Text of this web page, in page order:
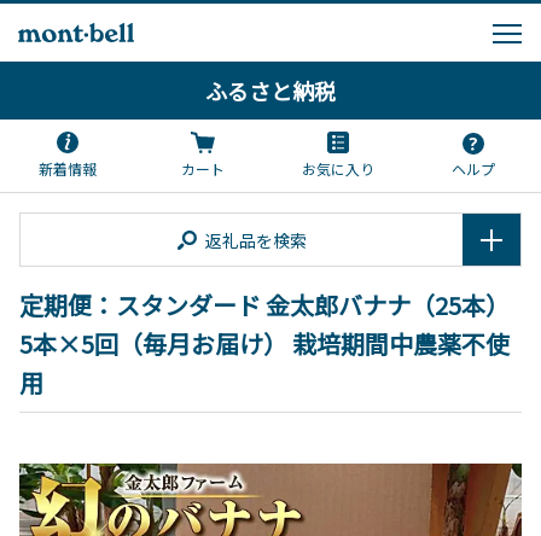
ふるさと納税
新着情報 カート お気に入り ヘルプ
返礼品を検索
定期便：スタンダード 金太郎バナナ（25本）
5本×5回（毎月お届け） 栽培期間中農薬不使
用